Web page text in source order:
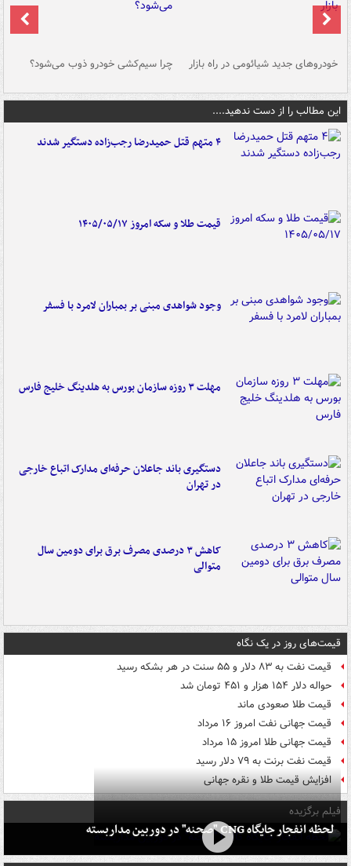
خودروهای جدید شیائومی در راه بازار چرا سیم‌کشی خودرو ذوب می‌شود؟
این مطالب را از دست ندهید....
۴ متهم قتل حمیدرضا رجب‌زاده دستگیر شدند
قیمت طلا و سکه امروز ۱۴۰۵/۰۵/۱۷
وجود شواهدی مبنی بر بمباران لامرد با فسفر
مهلت ۳ روزه سازمان بورس به هلدینگ خلیج فارس
دستگیری باند جاعلان حرفه‌ای مدارک اتباع خارجی
در تهران
کاهش ۳ درصدی مصرف برق برای دومین سال
متوالی
قیمت‌های روز در یک نگاه
قیمت نفت به ۸۳ دلار و ۵۵ سنت در هر بشکه رسید
حواله دلار ۱۵۴ هزار و ۴۵۱ تومان شد
قیمت طلا صعودی ماند
قیمت جهانی نفت امروز ۱۶ مرداد
قیمت جهانی طلا امروز ۱۵ مرداد
قیمت نفت برنت به ۷۹ دلار رسید
افزایش قیمت طلا و نقره جهانی
فیلم برگزیده
لحظه انفجار جایگاه CNG "صحنه" در دوربین مداربسته